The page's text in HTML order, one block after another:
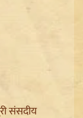
Stalin
संसदीय